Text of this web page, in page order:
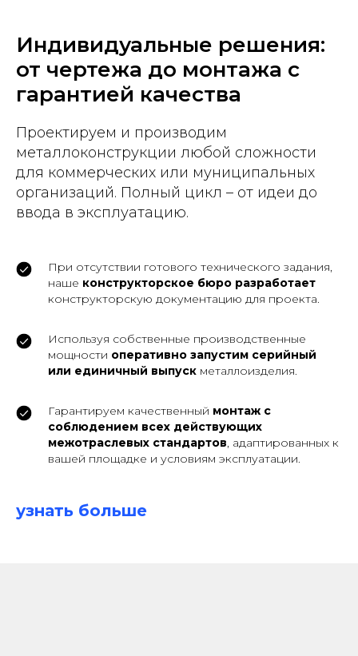
Индивидуальные решения:
от чертежа до монтажа с
гарантией качества
Проектируем и производим
металлоконструкции любой сложности
для коммерческих или муниципальных
организаций. Полный цикл – от идеи до
ввода в эксплуатацию.
При отсутствии готового технического задания,
наше конструкторское бюро разработает
конструкторскую документацию для проекта.
Используя собственные производственные
мощности оперативно запустим серийный
или единичный выпуск металлоизделия.
Гарантируем качественный монтаж с
соблюдением всех действующих
межотраслевых стандартов, адаптированных к
вашей площадке и условиям эксплуатации.
узнать больше